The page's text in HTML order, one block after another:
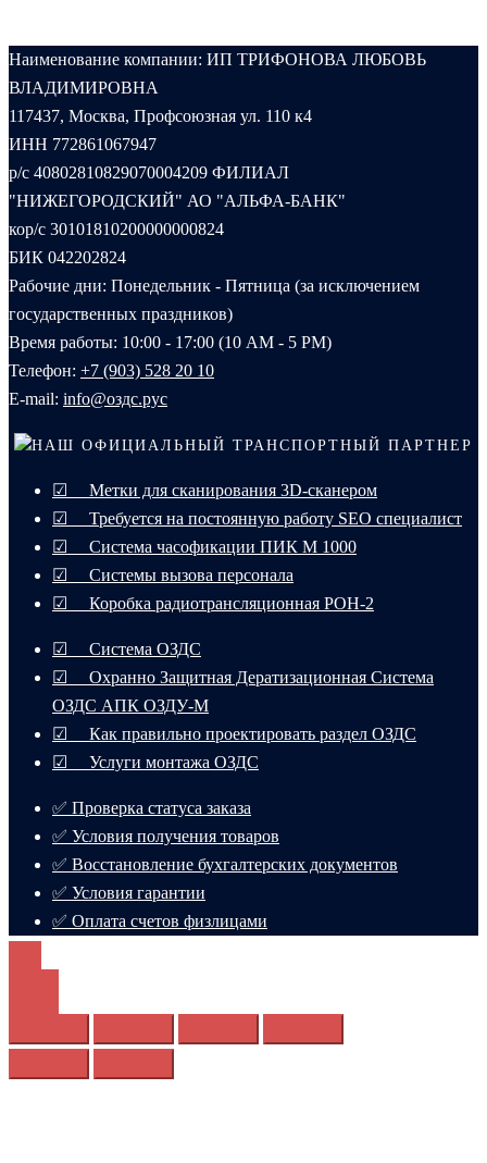
Наименование компании: ИП ТРИФОНОВА ЛЮБОВЬ
ВЛАДИМИРОВНА
117437, Москва, Профсоюзная ул. 110 к4
ИНН 772861067947
р/с 40802810829070004209 ФИЛИАЛ
"НИЖЕГОРОДСКИЙ" АО "АЛЬФА-БАНК"
кор/с 30101810200000000824
БИК 042202824
Рабочие дни: Понедельник - Пятница (за исключением
государственных праздников)
Время работы: 10:00 - 17:00 (10 AM - 5 PM)
Телефон: +7 (903) 528 20 10‬
E-mail: info@оздс.рус
НАШ ОФИЦИАЛЬНЫЙ ТРАНСПОРТНЫЙ ПАРТНЕР
☑ Метки для сканирования 3D-сканером
☑ Требуется на постоянную работу SEO специалист
☑ Система часофикации ПИК М 1000
☑ Системы вызова персонала
☑ Коробка радиотрансляционная РОН-2
☑ Система ОЗДС
☑ Охранно Защитная Дератизационная Система
ОЗДС АПК ОЗДУ-М
☑ Как правильно проектировать раздел ОЗДС
☑ Услуги монтажа ОЗДС
✅ Проверка статуса заказа
✅ Условия получения товаров
✅ Восстановление бухгалтерских документов
✅ Условия гарантии
✅ Оплата счетов физлицами